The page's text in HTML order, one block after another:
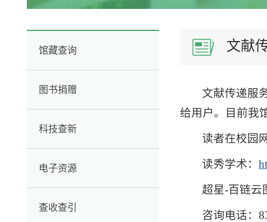
馆藏查询
图书捐赠
科技查新
电子资源
查收查引
文献
文献传递服
给用户。目前我
读者在校园
读秀学术：
超星-百链云
咨询电话：